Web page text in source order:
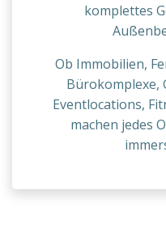
komplettes
Ob Immobilien,
Bürokomplexe,
Eventlocations,
machen jedes